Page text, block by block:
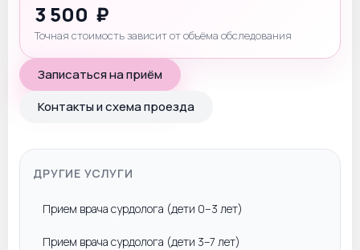
3 500 ₽
Точная стоимость зависит от объёма обследования
Записаться на приём
Контакты и схема проезда
ДРУГИЕ УСЛУГИ
Прием врача сурдолога (дети 0–3 лет)
Прием врача сурдолога (дети 3–7 лет)